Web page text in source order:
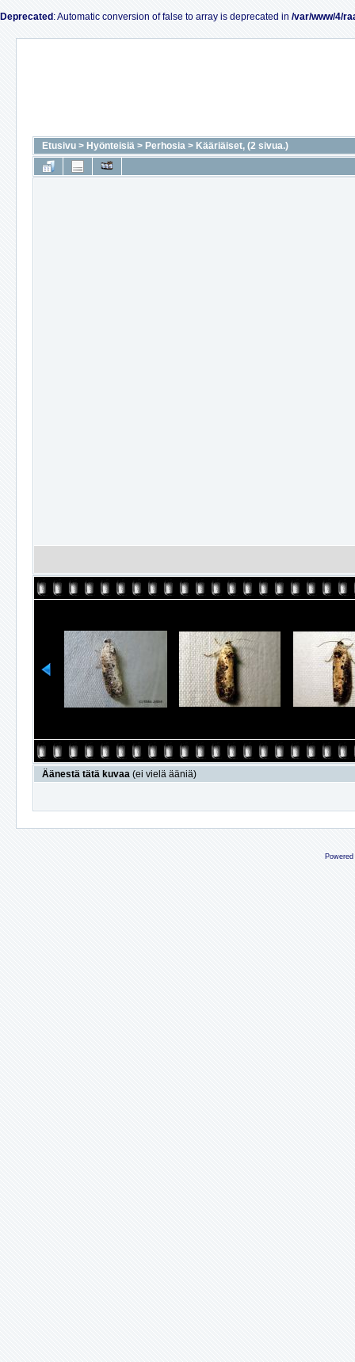
Deprecated : Automatic conversion of false to array is deprecated in /var/www/4/
Etusivu > Hyönteisiä > Perhosia > Kääriäiset, (2 sivua.)
Äänestä tätä kuvaa (ei vielä ääniä)